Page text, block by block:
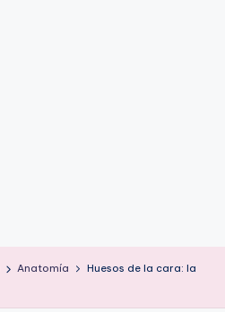
Anatomía
Huesos de la cara: la